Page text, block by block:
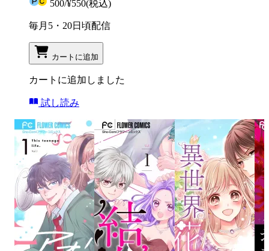
500/¥550(税込)
毎月5・20日頃配信
カートに追加
カートに追加しました
試し読み